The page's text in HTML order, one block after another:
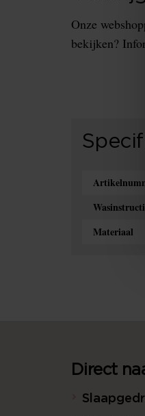
Onze
bekijken?
Materiaal
Direct